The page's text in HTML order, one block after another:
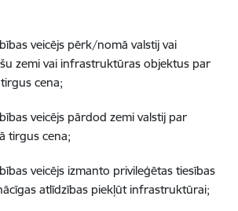
veicējs pērk/nomā valstij vai
zemi vai infrastruktūras objektus par
cena;
veicējs pārdod zemi valstij par
tirgus cena;
veicējs izmanto privileģētas tiesības
atlīdzības piekļūt infrastruktūrai;